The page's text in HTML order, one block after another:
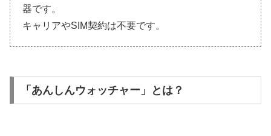
器です。
キャリアやSIM契約は不要です。
「あんしんウォッチャー」とは？